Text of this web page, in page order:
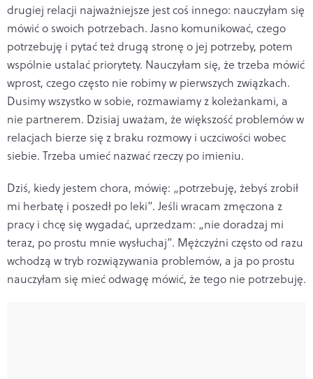
drugiej relacji najważniejsze jest coś innego: nauczyłam się
mówić o swoich potrzebach. Jasno komunikować, czego
potrzebuję i pytać też drugą stronę o jej potrzeby, potem
wspólnie ustalać priorytety. Nauczyłam się, że trzeba mówić
wprost, czego często nie robimy w pierwszych związkach.
Dusimy wszystko w sobie, rozmawiamy z koleżankami, a
nie partnerem. Dzisiaj uważam, że większość problemów w
relacjach bierze się z braku rozmowy i uczciwości wobec
siebie. Trzeba umieć nazwać rzeczy po imieniu.
Dziś, kiedy jestem chora, mówię: „potrzebuję, żebyś zrobił
mi herbatę i poszedł po leki”. Jeśli wracam zmęczona z
pracy i chcę się wygadać, uprzedzam: „nie doradzaj mi
teraz, po prostu mnie wysłuchaj”. Mężczyźni często od razu
wchodzą w tryb rozwiązywania problemów, a ja po prostu
nauczyłam się mieć odwagę mówić, że tego nie potrzebuję.